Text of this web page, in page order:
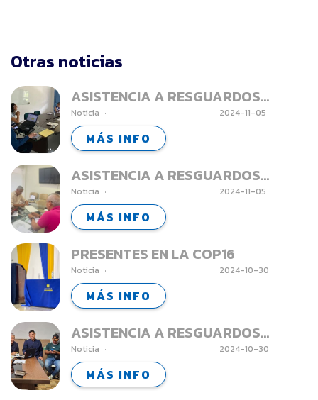
Otras noticias
ASISTENCIA A RESGUARDOS
INDIGENAS - ANSERMANUEVO
Noticia 2024-11-05
MÁS INFO
ASISTENCIA A RESGUARDOS
INDIGENAS - DAGUA
Noticia 2024-11-05
MÁS INFO
PRESENTES EN LA COP16
Noticia 2024-10-30
MÁS INFO
ASISTENCIA A RESGUARDOS
INDIGENAS - FLORIDA
Noticia 2024-10-30
MÁS INFO